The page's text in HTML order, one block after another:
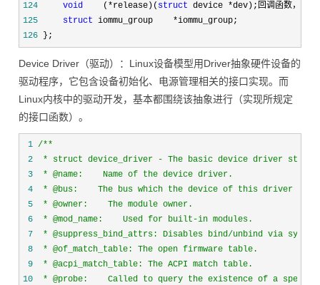
124
void
    (*release)(
struct device *
125
struct iommu_group    *
126 };
Device Driver（驱动）：Linux设备模型用Driver抽象硬件设备的
驱动程序，它包含设备初始化、电源管理相关的接口实现。而
Linux内核中的驱动开发，基本都围绕该抽象进行（实现所规定
的接口函数）。
1 /*
2
3
4
5
6
7
8
9
10